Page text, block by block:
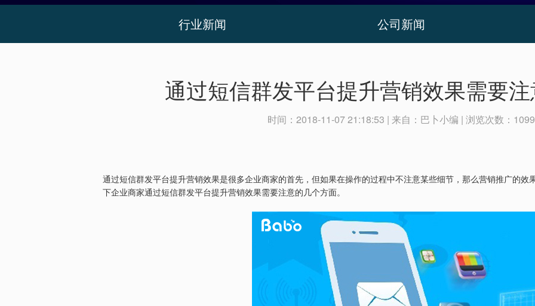
行业新闻 公司新闻
通过短信群发平台提升营销效果需要
时间： 2018-11-07 21:18:53 | 来自： 巴卜小编 | 浏览次数： 1099
通过短信群发平台提升营销效果是很多企业商家的首先，但如果在操作的过程中不注意某些细节，那么营销推广的效
下企业商家通过短信群发平台提升营销效果需要注意的几个方面。